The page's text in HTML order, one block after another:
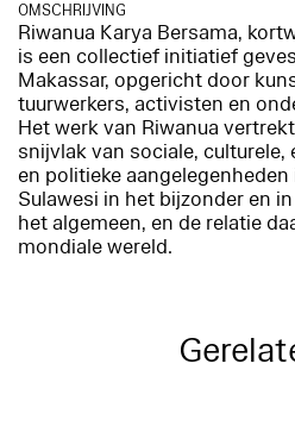
OMSCHRIJVING
Riwanua Karya Bersama,
is een collectief initiatief
Makassar, opgericht door
tuurwerkers, activisten en
Het werk van Riwanua
snijvlak van sociale,
en politieke
Sulawesi in het bijzonder en
het algemeen, en de relatie
mondiale wereld.